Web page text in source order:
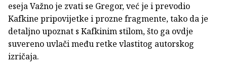
eseja Važno je zvati se Gregor, već je i prevodio
Kafkine pripovijetke i prozne fragmente, tako da je
detaljno upoznat s Kafkinim stilom, što ga ovdje
suvereno uvlači među retke vlastitog autorskog
izričaja.